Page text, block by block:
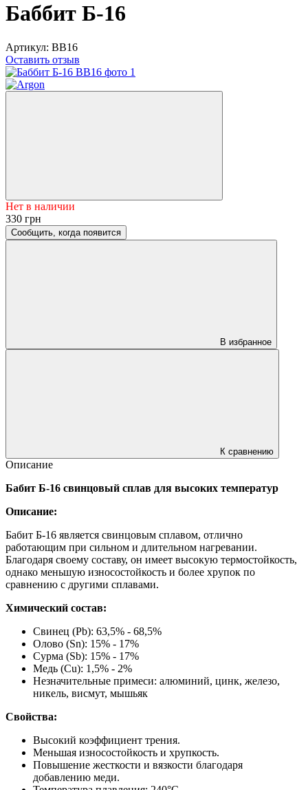
Баббит Б-16
Артикул: BB16
Оставить отзыв
Нет в наличии
330 грн
Сообщить, когда появится
В избранное
К сравнению
Описание
Бабит Б-16 свинцовый сплав для высоких температур
Описание:
Бабит Б-16 является свинцовым сплавом, отлично
работающим при сильном и длительном нагревании.
Благодаря своему составу, он имеет высокую термостойкость,
однако меньшую износостойкость и более хрупок по
сравнению с другими сплавами.
Химический состав:
Свинец (Pb): 63,5% - 68,5%
Олово (Sn): 15% - 17%
Сурма (Sb): 15% - 17%
Медь (Cu): 1,5% - 2%
Незначительные примеси: алюминий, цинк, железо,
никель, висмут, мышьяк
Свойства:
Высокий коэффициент трения.
Меньшая износостойкость и хрупкость.
Повышение жесткости и вязкости благодаря
добавлению меди.